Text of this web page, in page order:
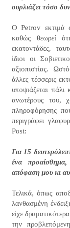
ουρλιάζει τόσο
Ο Petrov εκτιμά
καθώς θεωρεί
εκατοντάδες,
ίδιοι οι
αξιοπιστίας.
άλλες τέσσερις
υποψιάζεται πάλι
ανωτέρους του,
πληροφόρησης
περιγράφει
Post:
Για 15
ένα
απόφαση μου κι
Τελικά, όπως
λανθασμένη
είχε
την